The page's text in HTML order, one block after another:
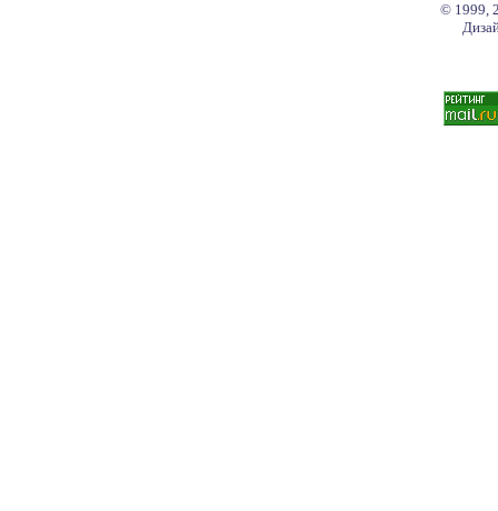
© 1999,